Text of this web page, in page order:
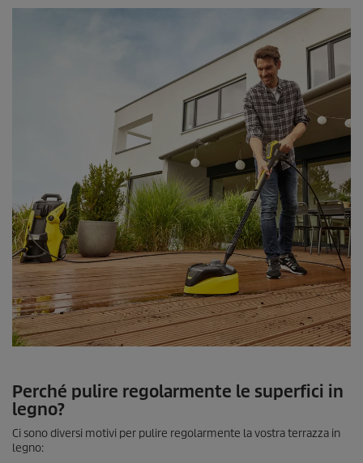
Perché pulire regolarmente le superfici in
legno?
Ci sono diversi motivi per pulire regolarmente la vostra terrazza in
legno: